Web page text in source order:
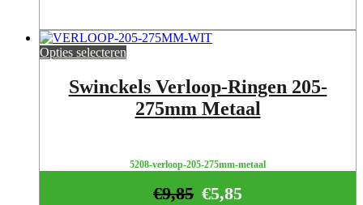
Opties selecteren
Swinckels Verloop-Ringen 205-
275mm Metaal
5208-verloop-205-275mm-metaal
€5,85
€9,85